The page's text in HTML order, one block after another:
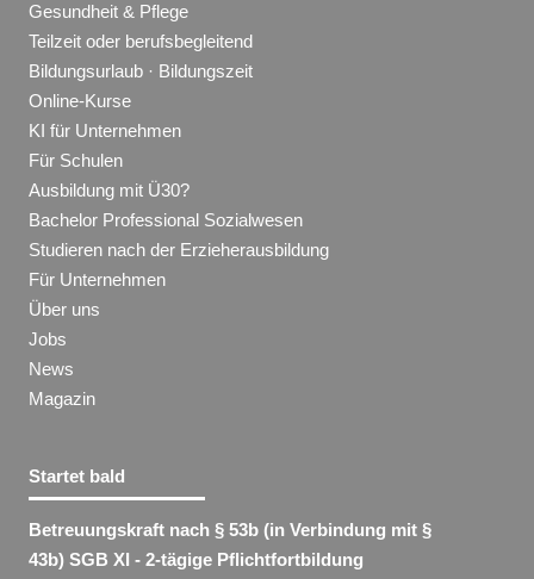
Gesundheit & Pflege
Teilzeit oder berufsbegleitend
Bildungsurlaub · Bildungszeit
Online-Kurse
KI für Unternehmen
Für Schulen
Ausbildung mit Ü30?
Bachelor Professional Sozialwesen
Studieren nach der Erzieherausbildung
Für Unternehmen
Über uns
Jobs
News
Magazin
Startet bald
Betreuungskraft nach § 53b (in Verbindung mit §
43b) SGB XI - 2-tägige Pflichtfortbildung